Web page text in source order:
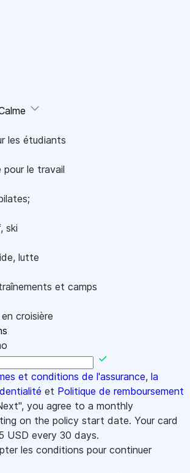
les étudiants
pour le travail
ski
lutte
et camps
croisière
et conditions de l'assurance, la
et Politique de remboursement
you agree to a monthly
on the policy start date. Your card
USD every 30 days.
les conditions pour continuer